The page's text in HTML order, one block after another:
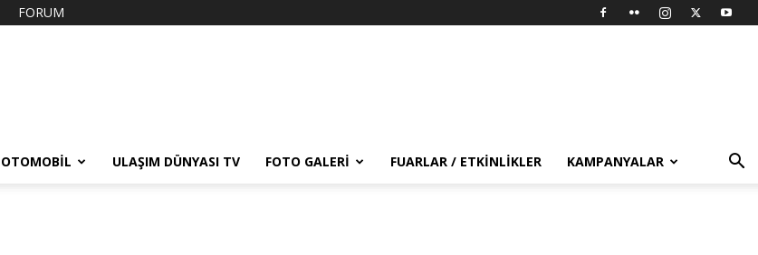
FORUM
OTOMOBIL ULAŞIM DÜNYASI TV FOTO GALERI FUARLAR / ETKINLIKLER KAMPANYALAR